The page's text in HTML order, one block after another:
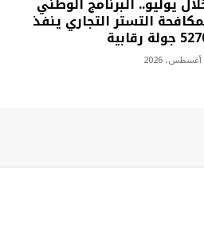
التستر التجاري ينفذ
رقابية